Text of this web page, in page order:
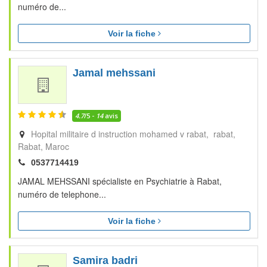
numéro de...
Voir la fiche
Jamal mehssani
4.7/5 - 14avis
Hopital militaire d instruction mohamed v rabat, rabat
Rabat Maroc
0537714419
JAMAL MEHSSANI spécialiste en Psychiatrie à Rabat,
numéro de telephone...
Voir la fiche
Samira badri